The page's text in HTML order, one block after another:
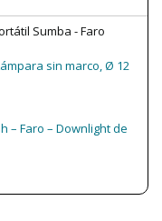
de Techo
Sumba - Faro
sin marco, Ø 12
– Faro – Downlight de